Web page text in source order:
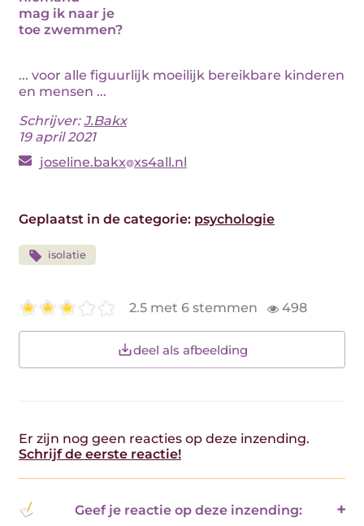
mag ik naar je
toe zwemmen?
... voor alle figuurlijk moeilijk bereikbare kinderen
en mensen ...
Schrijver:J.Bakx
19 april 2021
joseline.bakx xs4all.nl
Geplaatst in de categorie: psychologie
isolatie
2.5 met 6 stemmen 498
deel als afbeelding
Er zijn nog geen reacties op deze inzending.
Schrijf de eerste reactie!
Geef je reactie op deze inzending: